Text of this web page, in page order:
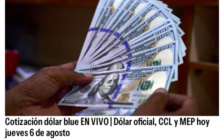
Cotización dólar blue EN VIVO | Dólar oficial, CCL y MEP hoy
jueves 6 de agosto